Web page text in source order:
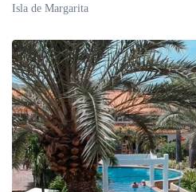
Isla de Margarita